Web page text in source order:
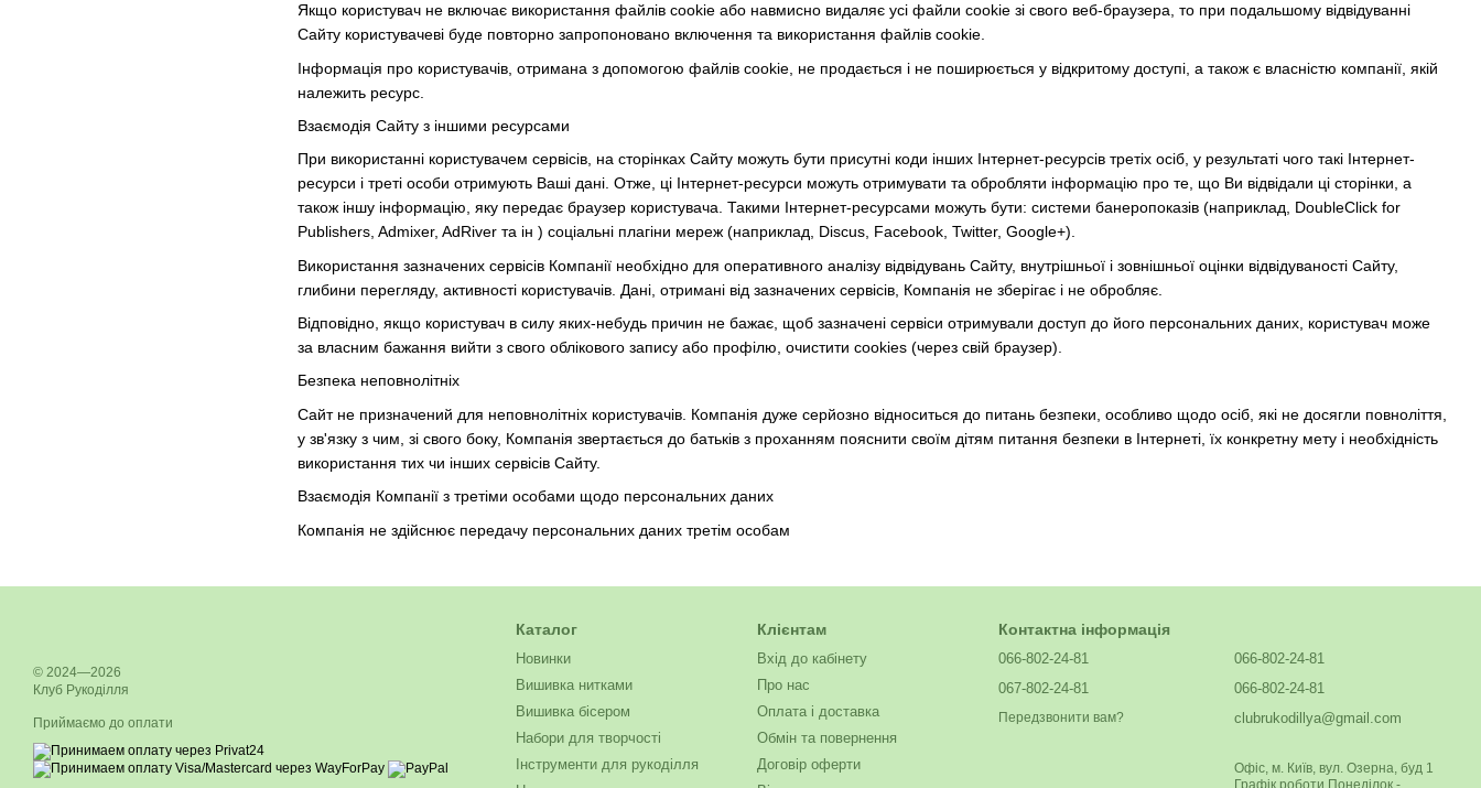
Якщо користувач не включає використання файлів cookie або навмисно видаляє усі файли cookie зі свого веб-браузера, то при подальшому відвідуванні
Сайту користувачеві буде повторно запропоновано включення та використання файлів cookie.
Інформація про користувачів, отримана з допомогою файлів cookie, не продається і не поширюється у відкритому доступі, а також є власністю компанії, якій
належить ресурс.
Взаємодія Сайту з іншими ресурсами
При використанні користувачем сервісів, на сторінках Сайту можуть бути присутні коди інших Інтернет-ресурсів третіх осіб, у результаті чого такі Інтернет-
ресурси і треті особи отримують Ваші дані. Отже, ці Інтернет-ресурси можуть отримувати та обробляти інформацію про те, що Ви відвідали ці сторінки, а
також іншу інформацію, яку передає браузер користувача. Такими Інтернет-ресурсами можуть бути: системи банеропоказів (наприклад, DoubleClick for
Publishers, Admixer, AdRiver та ін ) соціальні плагіни мереж (наприклад, Discus, Facebook, Twitter, Google+).
Використання зазначених сервісів Компанії необхідно для оперативного аналізу відвідувань Сайту, внутрішньої і зовнішньої оцінки відвідуваності Сайту,
глибини перегляду, активності користувачів. Дані, отримані від зазначених сервісів, Компанія не зберігає і не обробляє.
Відповідно, якщо користувач в силу яких-небудь причин не бажає, щоб зазначені сервіси отримували доступ до його персональних даних, користувач може
за власним бажання вийти з свого облікового запису або профілю, очистити cookies (через свій браузер).
Безпека неповнолітніх
Сайт не призначений для неповнолітніх користувачів. Компанія дуже серйозно відноситься до питань безпеки, особливо щодо осіб, які не досягли повноліття,
у зв'язку з чим, зі свого боку, Компанія звертається до батьків з проханням пояснити своїм дітям питання безпеки в Інтернеті, їх конкретну мету і необхідність
використання тих чи інших сервісів Сайту.
Взаємодія Компанії з третіми особами щодо персональних даних
Компанія не здійснює передачу персональних даних третім особам
© 2024—2026
Клуб Рукоділля
Приймаємо до оплати
Каталог
Новинки
Вишивка нитками
Вишивка бісером
Набори для творчості
Інструменти для рукоділля
Клієнтам
Вхід до кабінету
Про нас
Оплата і доставка
Обмін та повернення
Договір оферти
Контактна інформація
066-802-24-81
067-802-24-81
Передзвонити вам?
066-802-24-81
066-802-24-81
clubrukodillya@gmail.com
Офіс, м. Київ, вул. Озерна, буд 1
Графік роботи Понеділок -